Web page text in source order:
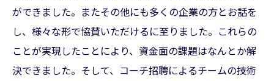
ができました。またその他にも多くの企業の方とお話を
し、様々な形で協賛いただけるに至りました。これらの
ことが実現したことにより、資金面の課題はなんとか解
決できました。そして、コーチ招聘によるチームの技術